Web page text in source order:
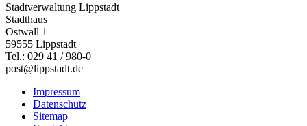
Stadtverwaltung Lippstadt
Stadthaus
Ostwall 1
59555 Lippstadt
Tel.: 029 41 / 980-0
post@lippstadt.de
Impressum
Datenschutz
Sitemap